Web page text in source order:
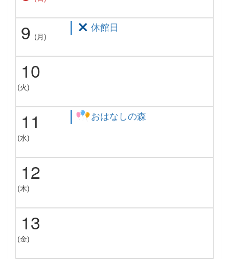
9 (月)
休館日
10
(火)
11
(水)
おはなしの森
12
(木)
13
(金)